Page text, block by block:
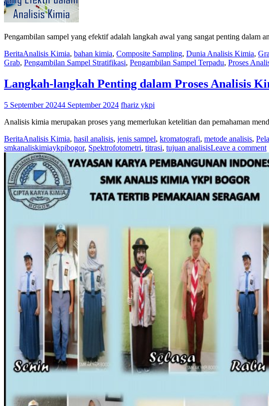
Pengambilan sampel yang efektif adalah langkah awal yang sangat penting dalam
BeritaAnalisis Kimia, bahan kimia, Composite Sampling, Dunia Analisis Kimia,
Grab, Pengambilan Sampel Stratifikasi, Pengambilan Sampel Terpadu, Proses
Langkah-langkah Penting dalam Proses Analisis
5 September 20244 September 2024 fhariz ykpi
Analisis kimia merupakan proses yang memerlukan ketelitian dan pemahaman
BeritaAnalisis Kimia, hasil analisis, jenis sampel, kromatografi, metode analisis,
smkanaliskimiaykpibogor, Spektrofotometri, titrasi, tujuan analisisLeave a comment